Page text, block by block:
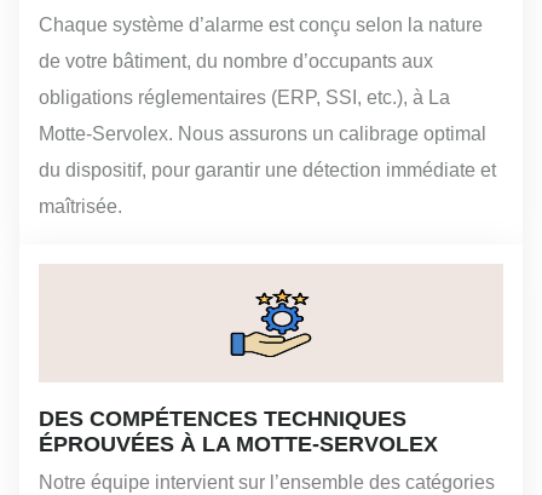
Chaque système d’alarme est conçu selon la nature
de votre bâtiment, du nombre d’occupants aux
obligations réglementaires (ERP, SSI, etc.), à La
Motte-Servolex. Nous assurons un calibrage optimal
du dispositif, pour garantir une détection immédiate et
maîtrisée.
DES COMPÉTENCES TECHNIQUES
ÉPROUVÉES À LA MOTTE-SERVOLEX
Notre équipe intervient sur l’ensemble des catégories